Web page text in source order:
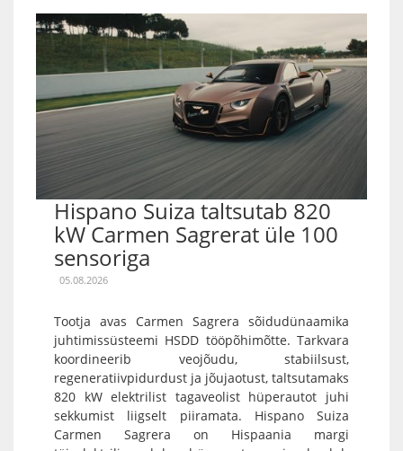
Hispano Suiza taltsutab 820
kW Carmen Sagrerat üle 100
sensoriga
05.08.2026
Tootja avas Carmen Sagrera sõidudünaamika
juhtimissüsteemi HSDD tööpõhimõtte. Tarkvara
koordineerib veojõudu, stabiilsust,
regeneratiivpidurdust ja jõujaotust, taltsutamaks
820 kW elektrilist tagaveolist hüperautot juhi
sekkumist liigselt piiramata. Hispano Suiza
Carmen Sagrera on Hispaania margi